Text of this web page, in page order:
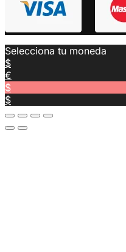
Selecciona tu moneda
$
€
$
$